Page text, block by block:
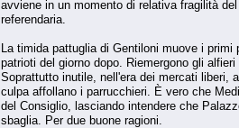
avviene in un momento di relativa fragilità
referendaria.
La timida pattuglia di Gentiloni muove i
patrioti del giorno dopo. Riemergono gli
Soprattutto inutile, nell'era dei mercati liberi,
culpa affollano i parrucchieri. È vero che
del Consiglio, lasciando intendere che
sbaglia. Per due buone ragioni.